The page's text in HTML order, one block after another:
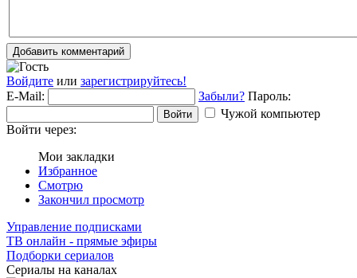
Добавить комментарий
Войдите или зарегистрируйтесь!
E-Mail:
Забыли? Пароль:
Войти
Чужой компьютер
Войти через:
Мои закладки
Избранное
Смотрю
Закончил просмотр
Управление подписками
ТВ онлайн - прямые эфиры
Подборки сериалов
Сериалы на каналах